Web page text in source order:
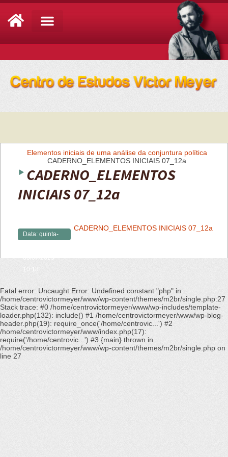
Elementos iniciais de uma análise da conjuntura política
CADERNO_ELEMENTOS INICIAIS 07_12a
CADERNO_ELEMENTOS
INICIAIS 07_12a
Data: quinta-
03/07/2025 -
10:18
CADERNO_ELEMENTOS INICIAIS 07_12a
Fatal error: Uncaught Error: Undefined constant "php" in
/home/centrovictormeyer/www/wp-content/themes/m2br/single.php:27
Stack trace: #0 /home/centrovictormeyer/www/wp-includes/template-
loader.php(132): include() #1 /home/centrovictormeyer/www/wp-blog-
header.php(19): require_once('/home/centrovic...') #2
/home/centrovictormeyer/www/index.php(17):
require('/home/centrovic...') #3 {main} thrown in
/home/centrovictormeyer/www/wp-content/themes/m2br/single.php on
line 27